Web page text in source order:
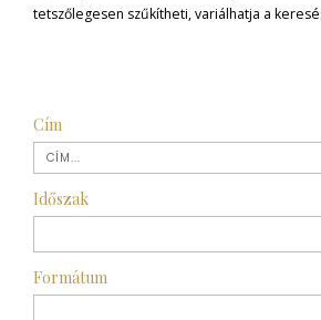
tetszőlegesen szűkítheti, variálhatja a
Cím
Időszak
Formátum